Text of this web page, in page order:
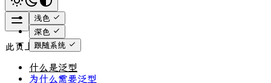
浅色
深色
跟随系统
此页上
什么是泛型
为什么需要泛型